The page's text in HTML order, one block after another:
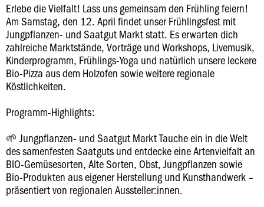
Erlebe die Vielfalt! Lass uns gemeinsam den Frühling feiern!
Am Samstag, den 12. April findet unser Frühlingsfest mit
Jungpflanzen- und Saatgut Markt statt. Es erwarten dich
zahlreiche Marktstände, Vorträge und Workshops, Livemusik,
Kinderprogramm, Frühlings-Yoga und natürlich unsere leckere
Bio-Pizza aus dem Holzofen sowie weitere regionale
Köstlichkeiten.
Programm-Highlights:
🌱 Jungpflanzen- und Saatgut Markt Tauche ein in die Welt
des samenfesten Saatguts und entdecke eine Artenvielfalt an
BIO-Gemüsesorten, Alte Sorten, Obst, Jungpflanzen sowie
Bio-Produkten aus eigener Herstellung und Kunsthandwerk –
präsentiert von regionalen Aussteller:innen.